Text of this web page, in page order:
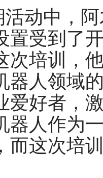
活动中，
置受到了
次培训，
器人领域
爱好者，
器人作为
而这次培